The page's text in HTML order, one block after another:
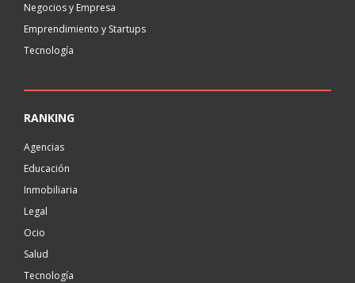
Negocios y Empresa
Emprendimiento y Startups
Tecnología
RANKING
Agencias
Educación
Inmobiliaria
Legal
Ocio
Salud
Tecnología